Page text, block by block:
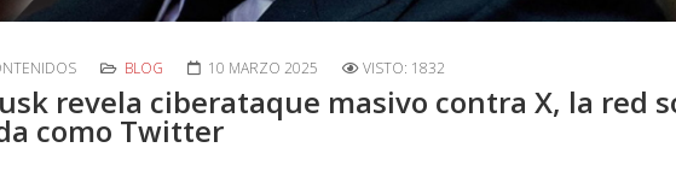
BLOG 10 MARZO 2025 VISTO: 1832
revela ciberataque masivo contra X, la red
como Twitter